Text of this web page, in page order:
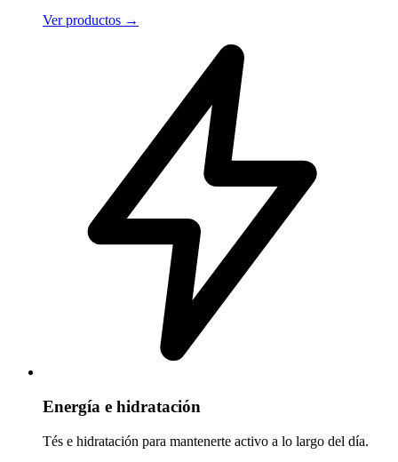
Ver productos →
Energía e hidratación
Tés e hidratación para mantenerte activo a lo largo del día.